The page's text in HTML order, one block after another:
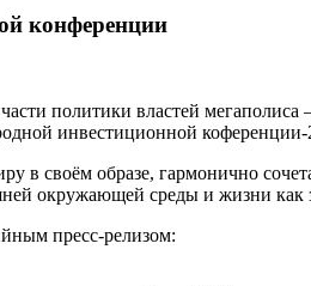
конференции
политики властей
инвестиционной
в своём образе, гармонично
окружающей среды и жизни как
пресс-релизом: